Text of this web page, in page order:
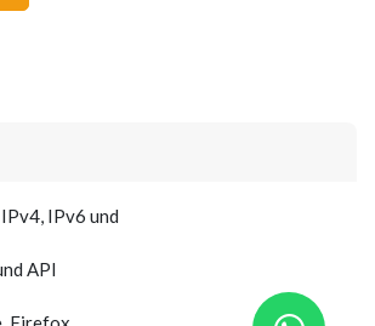
IPv6 und
API